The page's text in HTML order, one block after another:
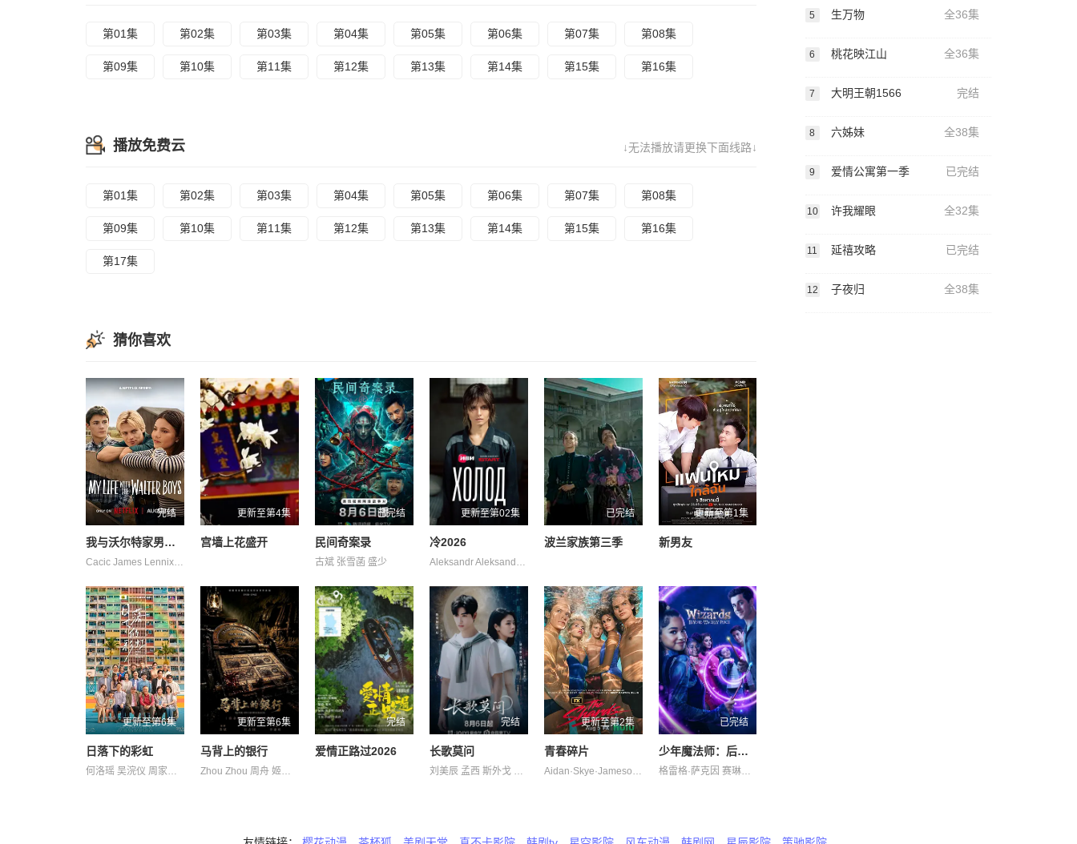
第01集 第02集 第03集 第04集 第05集 第06集 第07集 第08集
第09集 第10集 第11集 第12集 第13集 第14集 第15集 第16集
↓无法播放请更换下面线路↓
播放免费云
第01集 第02集 第03集 第04集 第05集 第06集 第07集 第08集
第09集 第10集 第11集 第12集 第13集 第14集 第15集 第16集
第17集
猜你喜欢
完结
我与沃尔特家男孩的生活 第三季
Cacic James Lennix Naveen Paddock Sally 保罗·麦克吉莱恩 妮基·罗德里格斯 杰克·曼利 柯瑞·福格尔玛尼斯 米娅·洛韦 约翰尼·林克 艾琳·卡普拉克 艾萨克·阿雷兰尼斯 诺亚·拉朗德 迈尔斯·佩雷斯 阿什比·金特里 马克·布鲁卡斯
更新至第4集
宫墙上花盛开
已完结
民间奇案录
古斌 张雪菡 盛少
更新至第02集
冷2026
Aleksandr Aleksandr Averin Boyko Denis Dromashko Evgeniy Katalymova Kharitonov Konovalov Kseniya Maksim Maksim Mikhail Prytkov Salmina Shakhov Taya Yuliya 亚历山大·克罗特科夫 亚历山德拉·巴巴斯基纳 奥列格·瓦西里科夫 弗谢沃罗德·沃洛丁 彼得·费奥多罗夫 拉丽萨·古泽耶娃 柳波芙·阿克肖诺娃 琳达·拉宾什 阿纳斯塔西娅·伏拉索娃 阿纳斯塔西娅·米希纳
已完结
波兰家族第三季
更新至第1集
新男友
更新至第6集
日落下的彩虹
更新至第6集
马背上的银行
完结
爱情正路过2026
完结
长歌莫问
更新至第2集
青春碎片
已完结
少年魔法师：后继者第三季
格雷格·萨克因 赛琳娜·戈麦斯
5 生万物 全36集
6 桃花映江山 全36集
7 大明王朝1566 完结
8 六姊妹 全38集
9 爱情公寓第一季 已完结
10 许我耀眼 全32集
11 延禧攻略 已完结
12 子夜归 全38集